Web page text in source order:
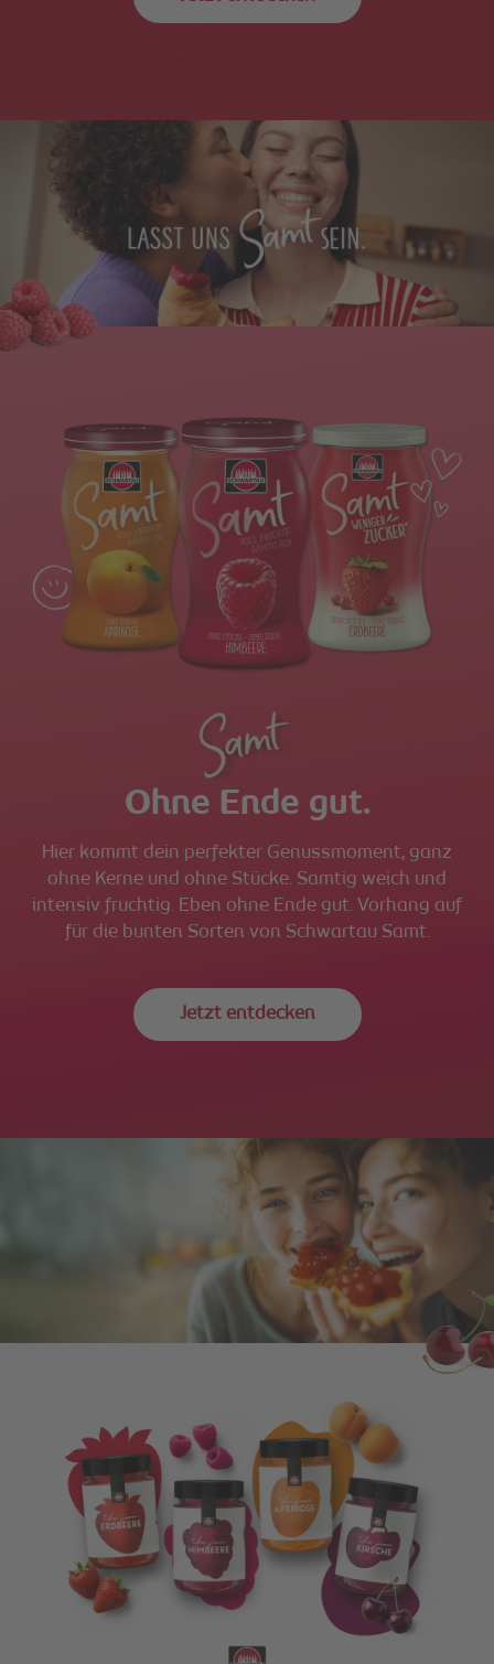
Ohne Ende gut.
Hier kommt dein perfekter Genussmoment, ganz
ohne Kerne und ohne Stücke. Samtig weich und
intensiv fruchtig. Eben ohne Ende gut. Vorhang auf
für die bunten Sorten von Schwartau Samt.
Jetzt entdecken